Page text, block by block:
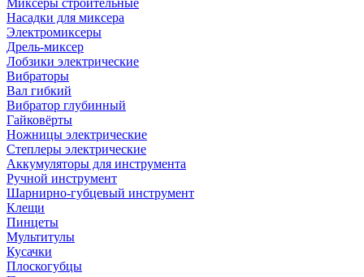
Миксеры строительные
Насадки для миксера
Электромиксеры
Дрель-миксер
Лобзики электрические
Вибраторы
Вал гибкий
Вибратор глубинный
Гайковёрты
Ножницы электрические
Степлеры электрические
Аккумуляторы для инструмента
Ручной инструмент
Шарнирно-губцевый инструмент
Клещи
Пинцеты
Мультитулы
Кусачки
Плоскогубцы